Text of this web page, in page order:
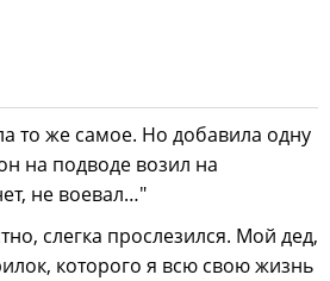
то же самое. Но добавила одну
на подводе возил на
не воевал…"
слегка прослезился. Мой дед,
которого я всю свою жизнь